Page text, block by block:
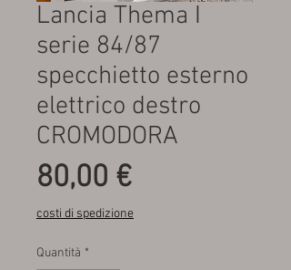
Lancia Thema I
serie 84/87
specchietto esterno
elettrico destro
CROMODORA
80,00 €Prezzo
costi di spedizione
Quantità *